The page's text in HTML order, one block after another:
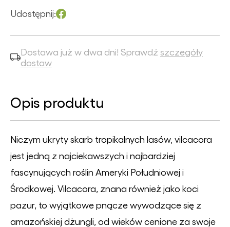
Udostępnij:
Dostawa już w dwa dni! Sprawdź szczegóły
dostaw
Opis produktu
Niczym ukryty skarb tropikalnych lasów, vilcacora
jest jedną z najciekawszych i najbardziej
fascynujących roślin Ameryki Południowej i
Środkowej. Vilcacora, znana również jako koci
pazur, to wyjątkowe pnącze wywodzące się z
amazońskiej dżungli, od wieków cenione za swoje